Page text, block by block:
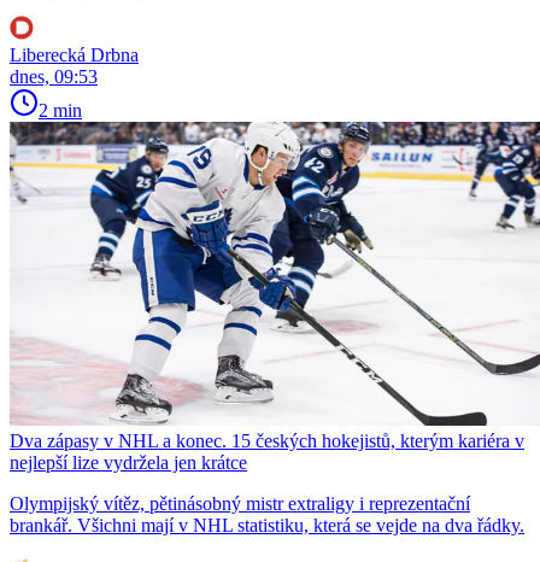
Liberecká Drbna
dnes, 09:53
2 min
Dva zápasy v NHL a konec. 15 českých hokejistů, kterým kariéra v
nejlepší lize vydržela jen krátce
Olympijský vítěz, pětinásobný mistr extraligy i reprezentační
brankář. Všichni mají v NHL statistiku, která se vejde na dva řádky.